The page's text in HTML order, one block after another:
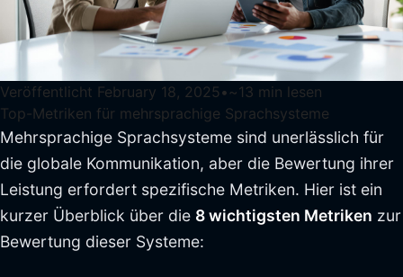
Veröffentlicht February 18, 2025 • ~13 min lesen
Top-Metriken für mehrsprachige Sprachsysteme
Mehrsprachige Sprachsysteme sind unerlässlich für
die globale Kommunikation, aber die Bewertung ihrer
Leistung erfordert spezifische Metriken. Hier ist ein
kurzer Überblick über die 8 wichtigsten Metriken zur
Bewertung dieser Systeme: